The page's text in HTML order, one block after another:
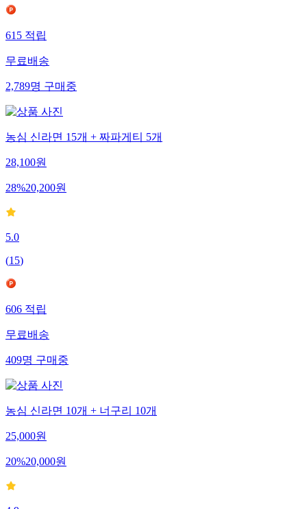
615적립
무료배송
2,789명구매중
농심 신라면 15개 + 짜파게티 5개
28,100원
28%20,200원
5.0
(15)
606적립
무료배송
409명구매중
농심 신라면 10개 + 너구리 10개
25,000원
20%20,000원